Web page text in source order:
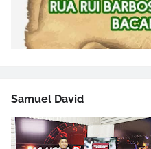
Samuel David